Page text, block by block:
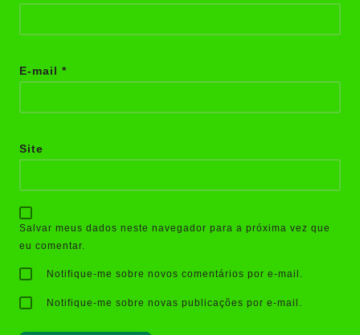
E-mail *
Site
Salvar meus dados neste navegador para a próxima vez que
eu comentar.
Notifique-me sobre novos comentários por e-mail.
Notifique-me sobre novas publicações por e-mail.